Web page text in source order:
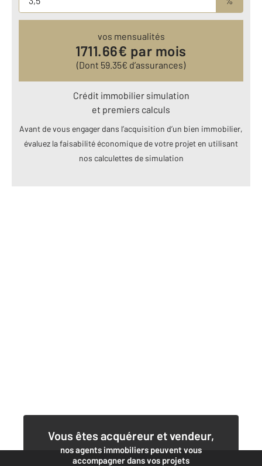
vos mensualités
1711.66€ par mois
(Dont 59.35€ d’assurances)
Crédit immobilier simulation
et premiers calculs
Avant de vous engager dans l’acquisition d’un bien immobilier,
évaluez la faisabilité économique de votre projet en utilisant
nos calculettes de simulation
Vous êtes acquéreur et vendeur,
nos agents immobiliers peuvent vous
accompagner dans vos projets